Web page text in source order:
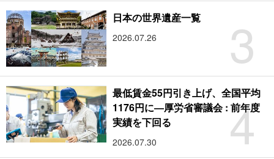
3
日本の世界遺産一覧
2026.07.26
4
最低賃金55円引き上げ、全国平均
1176円に―厚労省審議会 : 前年度
実績を下回る
2026.07.30